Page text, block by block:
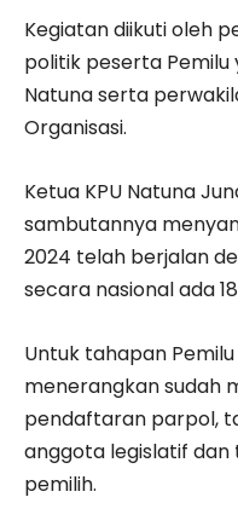
Kegiatan diikuti oleh
politik peserta Pemilu
Natuna serta
Organisasi.
Ketua KPU Natuna
sambutannya
2024 telah berjalan
secara nasional ada
Untuk tahapan
menerangkan sudah
pendaftaran parpol,
anggota legislatif
pemilih.